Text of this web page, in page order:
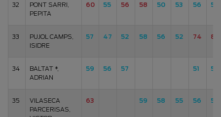
32
PONT SARRI,
PEPITA
60 55 56 58 50 53 56 54
33
PUJOL CAMPS,
ISIDRE
57 47 52 58 56 52 74 81
34
BALTAT *,
ADRIAN
59 56 57 51 52
35
VILASECA
PARCERISAS,
63 59 58 55 56 55